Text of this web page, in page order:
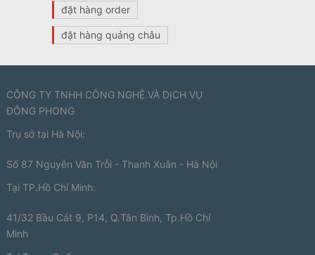
đặt hàng order
đặt hàng quảng châu
CÔNG TY TNHH CÔNG NGHỆ VÀ DỊCH VỤ
ĐÔNG PHONG
Trụ sở tại Hà Nội:
Số 87 Nguyễn Văn Trỗi - Thanh Xuân - Hà Nội
Tại TP.Hồ Chí Minh:
41/32 Bầu Cát 9, P14, Q.Tân Bình, Tp.Hồ Chí
Minh